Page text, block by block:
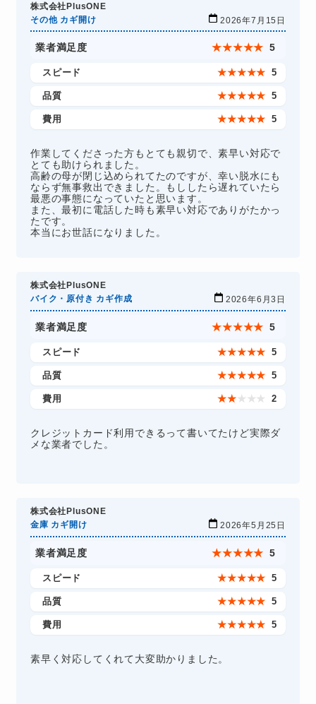
株式会社PlusONE
その他 カギ開け
2026年7月15日
業者満足度 ★★★★★ 5
スピード ★★★★★ 5
品質 ★★★★★ 5
費用 ★★★★★ 5
作業してくださった方もとても親切で、素早い対応で
とても助けられました。
高齢の母が閉じ込められてたのですが、幸い脱水にも
ならず無事救出できました。もししたら遅れていたら
最悪の事態になっていたと思います。
また、最初に電話した時も素早い対応でありがたかっ
たです。
本当にお世話になりました。
株式会社PlusONE
バイク・原付き カギ作成
2026年6月3日
業者満足度 ★★★★★ 5
スピード ★★★★★ 5
品質 ★★★★★ 5
費用 ★★ ★ ★ ★ 2
クレジットカード利用できるって書いてたけど実際ダ
メな業者でした。
株式会社PlusONE
金庫 カギ開け
2026年5月25日
業者満足度 ★★★★★ 5
スピード ★★★★★ 5
品質 ★★★★★ 5
費用 ★★★★★ 5
素早く対応してくれて大変助かりました。